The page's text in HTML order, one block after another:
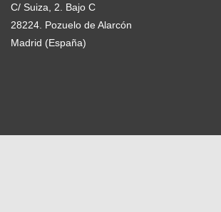
C/ Suiza, 2. Bajo C
28224. Pozuelo de Alarcón
Madrid (España)